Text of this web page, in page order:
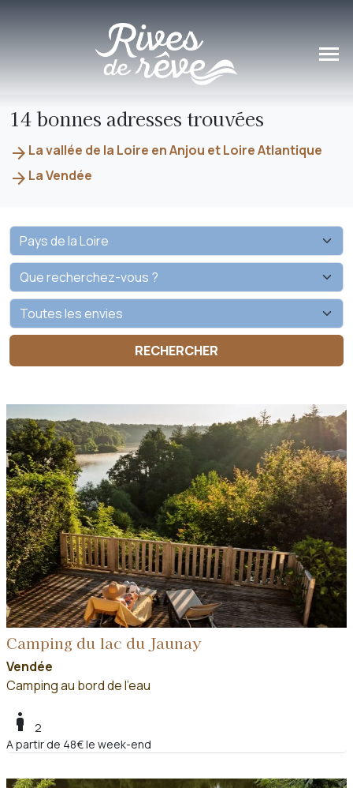
14 bonnes adresses trouvées
arrow_forward La vallée de la Loire en Anjou et Loire Atlantique
arrow_forward La Vendée
Camping du lac du Jaunay
Vendée
Camping au bord de l'eau
boy
2
A partir de 48€ le week-end